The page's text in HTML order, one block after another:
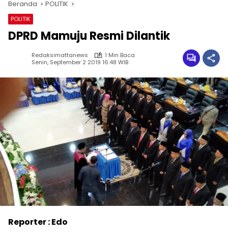
Beranda POLITIK
POLITIK
DPRD Mamuju Resmi Dilantik
Redaksimattanews
1 Min Baca
Senin, September 2 2019 16:48 WIB
Reporter : Edo